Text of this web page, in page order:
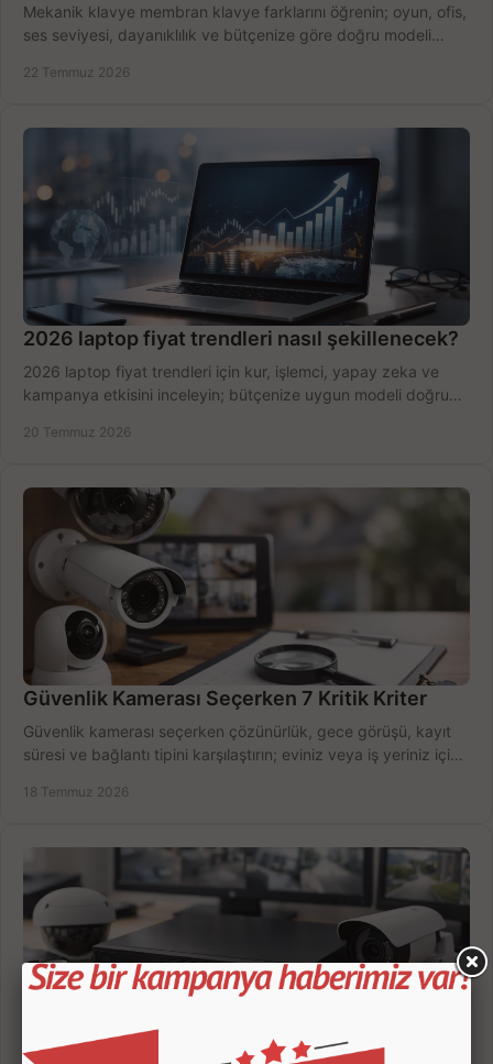
Mekanik klavye membran klavye farklarını öğrenin; oyun, ofis,
ses seviyesi, dayanıklılık ve bütçenize göre doğru modeli
22 Temmuz 2026
2026 laptop fiyat trendleri nasıl şekillenecek?
2026 laptop fiyat trendleri için kur, işlemci, yapay zeka ve
kampanya etkisini inceleyin; bütçenize uygun modeli doğru
20 Temmuz 2026
Güvenlik Kamerası Seçerken 7 Kritik Kriter
Güvenlik kamerası seçerken çözünürlük, gece görüşü, kayıt
süresi ve bağlantı tipini karşılaştırın; eviniz veya iş yeriniz için
18 Temmuz 2026
Kamera Kayıt Cihazı İncelemesi Nasıl Yapılır?